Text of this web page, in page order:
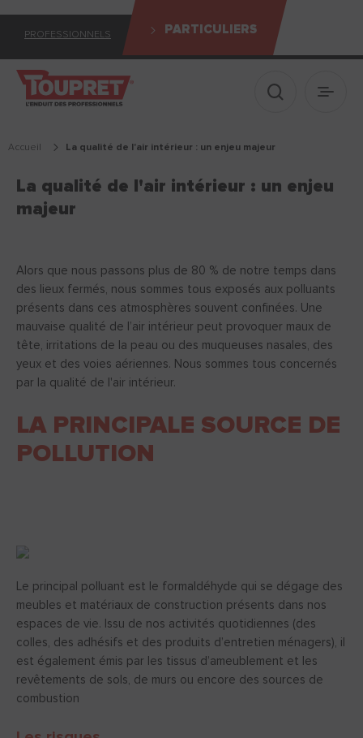
PROFESSIONNELS PARTICULIERS
Afficher le
Accueil la qualité de l'air intérieur : un enjeu majeur
La qualité de l'air intérieur : un enjeu
majeur
Alors que nous passons plus de 80 % de notre temps dans
des lieux fermés, nous sommes tous exposés aux polluants
présents dans ces atmosphères souvent confinées. Une
mauvaise qualité de l’air intérieur peut provoquer maux de
tête, irritations de la peau ou des muqueuses nasales, des
yeux et des voies aériennes. Nous sommes tous concernés
par la qualité de l'air intérieur.
LA PRINCIPALE SOURCE DE
POLLUTION
Le principal polluant est le formaldéhyde qui se dégage des
meubles et matériaux de construction présents dans nos
espaces de vie. Issu de nos activités quotidiennes (des
colles, des adhésifs et des produits d’entretien ménagers), il
est également émis par les tissus d’ameublement et les
revêtements de sols, de murs ou encore des sources de
combustion